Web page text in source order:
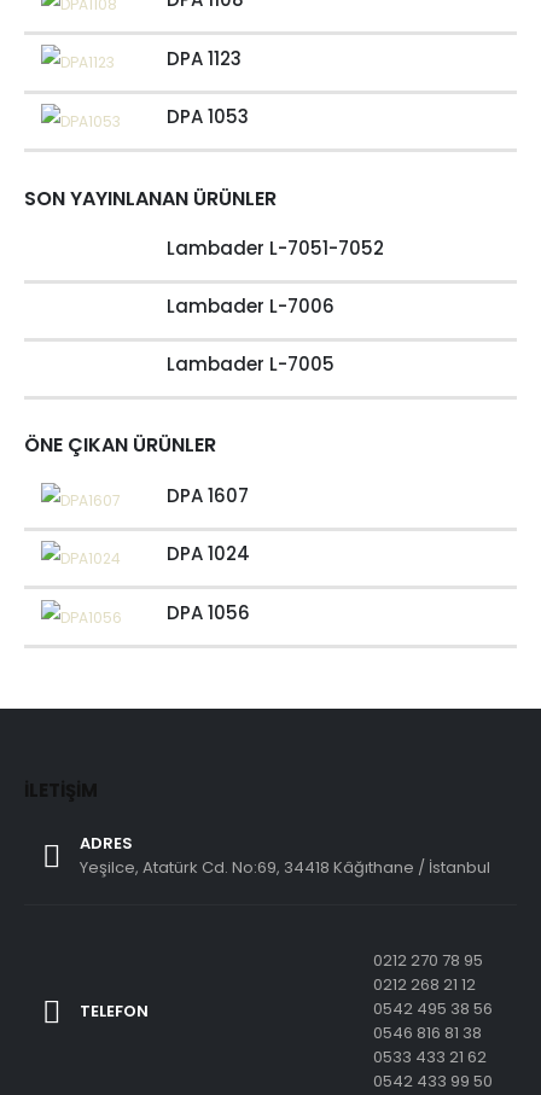
DPA 1123
DPA 1053
SON YAYINLANAN ÜRÜNLER
Lambader L-7051-7052
Lambader L-7006
Lambader L-7005
ÖNE ÇIKAN ÜRÜNLER
DPA 1607
DPA 1024
DPA 1056
İLETIŞIM
ADRES
Yeşilce, Atatürk Cd. No:69, 34418 Kâğıthane / İstanbul
TELEFON
0212 270 78 95
0212 268 21 12
0542 495 38 56
0546 816 81 38
0533 433 21 62
0542 433 99 50